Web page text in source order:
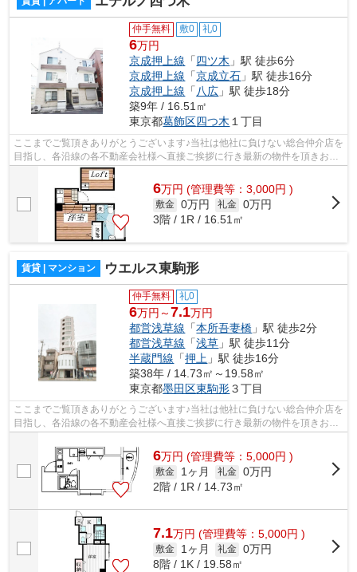
仲手無料 敷0 礼0
6万円
京成押上線 「四ツ木 」駅 徒歩6分
京成押上線 「京成立石 」駅 徒歩16分
京成押上線 「 八広 」駅 徒歩18分
築9年 / 16.51㎡
東京都葛飾区四つ木 １丁目
ここまでご覧頂きありがとうございます♪当社は他社に負けない総合仲介店を
目指し、各沿線の各不動産会社様へ直接ご挨拶に行き最新の物件を頂きお客
様へ提供しております！最新の情報は...
6万円 (管理費等：3,000円 )
敷金 0万円 礼金 0万円
3階 / 1R / 16.51㎡
賃貸 | マンション ウエルス東駒形
仲手無料 礼0
6万円～7.1万円
都営浅草線 「本所吾妻橋 」駅 徒歩2分
都営浅草線 「浅草 」駅 徒歩11分
半蔵門線 「押上 」駅 徒歩16分
築38年 / 14.73㎡～19.58㎡
東京都墨田区東駒形３丁目
ここまでご覧頂きありがとうございます♪当社は他社に負けない総合仲介店を
目指し、各沿線の各不動産会社様へ直接ご挨拶に行き最新の物件を頂きお客
6万円 (管理費等：5,000円 )
敷金 1ヶ月 礼金 0万円
2階 / 1R / 14.73㎡
7.1万円 (管理費等：5,000円 )
敷金 1ヶ月 礼金 0万円
8階 / 1K / 19.58㎡